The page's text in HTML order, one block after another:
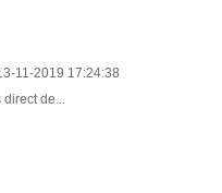
11-2019 17:24:38
direct de...